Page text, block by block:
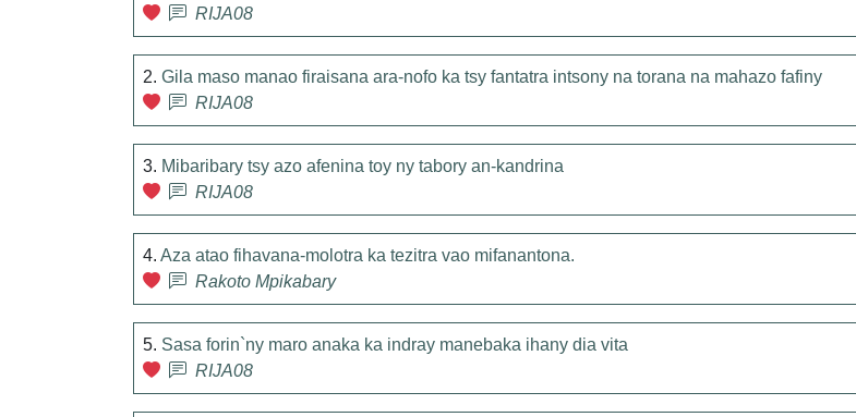
RIJA08
2. Gila maso manao firaisana ara-nofo ka tsy fantatra intsony na torana na mahazo fafiny
RIJA08
3. Mibaribary tsy azo afenina toy ny tabory an-kandrina
RIJA08
4. Aza atao fihavana-molotra ka tezitra vao mifanantona.
Rakoto Mpikabary
5. Sasa forin`ny maro anaka ka indray manebaka ihany dia vita
RIJA08